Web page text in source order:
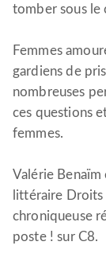
tomber sous le
Femmes
gardiens de
nombreuses
ces questions
femmes.
Valérie Benaïm
littéraire Droits
chroniqueuse
poste ! sur C8.